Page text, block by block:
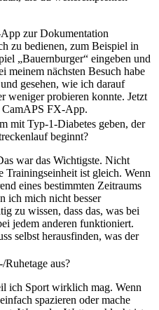
zur Dokumentation
zu bedienen, zum Beispiel in
„Bauernburger“ eingeben und
meinem nächsten Besuch habe
gesehen, wie ich darauf
weniger probieren konnte. Jetzt
CamAPS FX-App.
mit Typ-1-Diabetes geben, der
beginnt?
war das Wichtigste. Nicht
Trainingseinheit ist gleich. Wenn
eines bestimmten Zeitraums
ich mich nicht besser
zu wissen, dass das, was bei
jedem anderen funktioniert.
selbst herausfinden, was der
aus?
ich Sport wirklich mag. Wenn
spazieren oder mache